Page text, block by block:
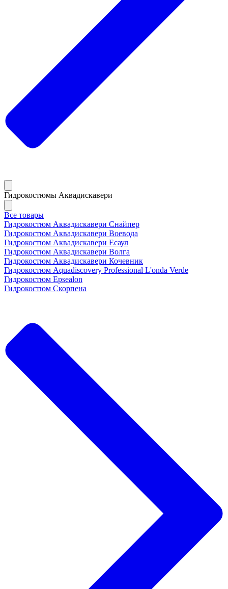
Гидрокостюмы Аквадискавери
Все товары
Гидрокостюм Аквадискавери Снайпер
Гидрокостюм Аквадискавери Воевода
Гидрокостюм Аквадискавери Есаул
Гидрокостюм Аквадискавери Волга
Гидрокостюм Аквадискавери Кочевник
Гидрокостюм Aquadiscovery Professional L'onda Verde
Гидрокостюм Epsealon
Гидрокостюм Скорпена